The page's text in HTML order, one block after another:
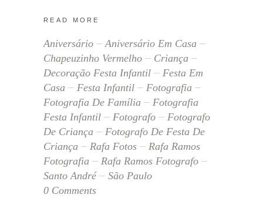
READ MORE
Aniversário
Aniversário Em Casa
Chapeuzinho Vermelho
Criança
Decoração Festa Infantil
Festa Em
Casa
Festa Infantil
Fotografia
Fotografia De Família
Fotografia
Festa Infantil
Fotografo
Fotografo
De Criança
Fotografo De Festa De
Criança
Rafa Fotos
Rafa Ramos
Fotografia
Rafa Ramos Fotografo
Santo André
São Paulo
0 Comments